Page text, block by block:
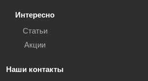
Интересно
Статьи
Акции
Наши контакты